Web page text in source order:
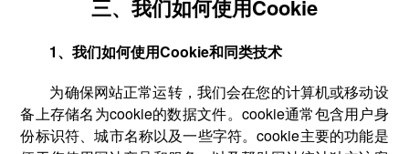
三、我们如何使用Cookie
1、我们如何使用Cookie和同类技术
为确保网站正常运转，我们会在您的计算机或移动设
备上存储名为cookie的数据文件。cookie通常包含用户身
份标识符、城市名称以及一些字符。cookie主要的功能是